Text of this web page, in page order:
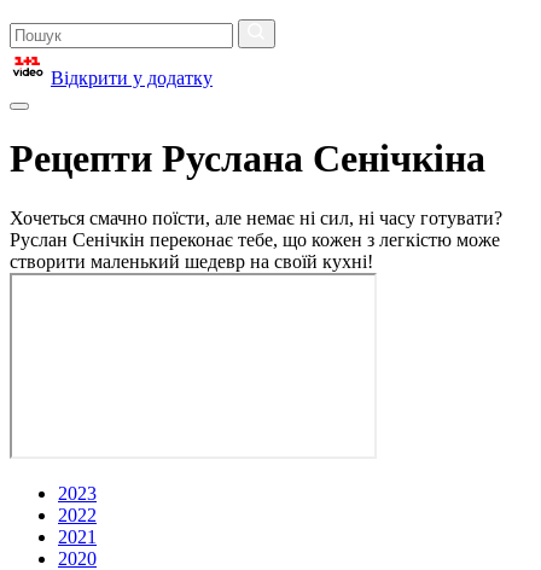
Відкрити у додатку
Рецепти Руслана Сенічкіна
Хочеться смачно поїсти, але немає ні сил, ні часу готувати?
Руслан Сенічкін переконає тебе, що кожен з легкістю може
створити маленький шедевр на своїй кухні!
2023
2022
2021
2020